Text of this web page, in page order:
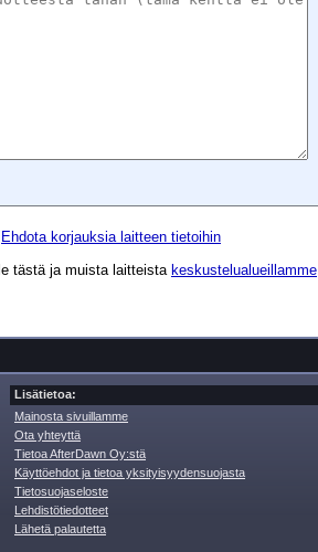
Ehdota korjauksia laitteen tietoihin
tästä ja muista laitteista keskustelualueillamme
Lisätietoa:
Mainosta sivuillamme
Ota yhteyttä
Tietoa AfterDawn Oy:stä
Käyttöehdot ja tietoa yksityisyydensuojasta
Tietosuojaseloste
Lehdistötiedotteet
Lähetä palautetta